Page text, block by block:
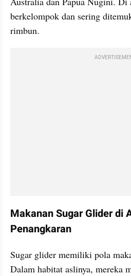
berkelompok dan sering
rimbun.
Makanan Sugar Glider di
Penangkaran
Sugar glider memiliki pola
Dalam habitat aslinya, mereka